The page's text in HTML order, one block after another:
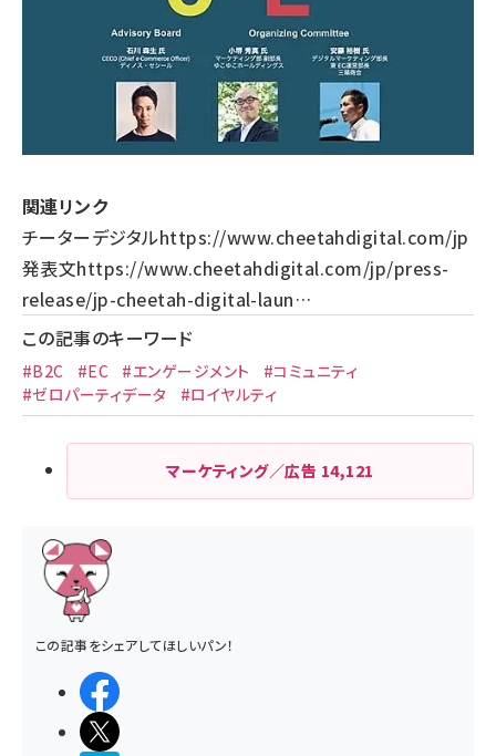
関連リンク
チーターデジタルhttps://www.cheetahdigital.com/jp
発表文https://www.cheetahdigital.com/jp/press-
release/jp-cheetah-digital-laun…
この記事のキーワード
#B2C #EC #エンゲージメント
#コミュニティ
#ゼロパーティデータ
#ロイヤルティ
マーケティング／広告 14,121
この記事をシェアしてほしいパン！